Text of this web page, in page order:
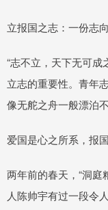
立报国之志：一份志
“志不立，天下无可成
立志的重要性。青年
像无舵之舟一般漂泊不
爱国是心之所系，报
两年前的春天，“洞庭
人陈帅宇有过一段令